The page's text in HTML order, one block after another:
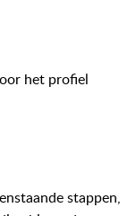
het profiel
stappen,